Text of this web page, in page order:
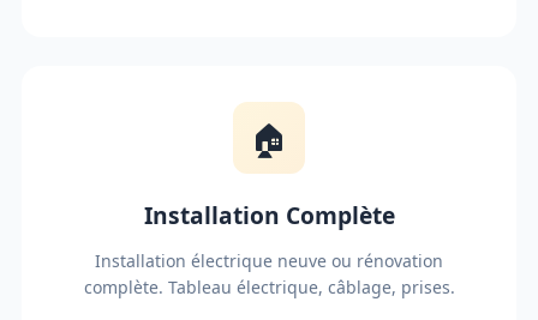
🏠
Installation Complète
Installation électrique neuve ou rénovation
complète. Tableau électrique, câblage, prises.